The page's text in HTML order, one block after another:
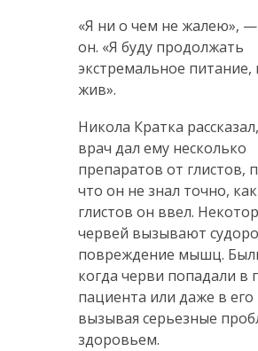
«Я ни о чем не жалею»,
он. «Я буду продолжать
экстремальное питание,
жив».
Никола Кратка
врач дал ему несколько
препаратов от глистов,
что он не знал точно,
глистов он ввел.
червей вызывают
повреждение мышц.
когда черви попадали в
пациента или даже в его
вызывая серьезные
здоровьем.